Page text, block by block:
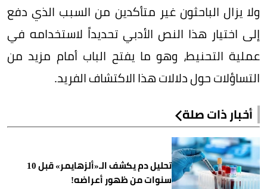
ولا يزال الباحثون غير متأكدين من السبب الذي دفع
إلى اختيار هذا النص الأدبي تحديداً لاستخدامه في
عملية التحنيط، وهو ما يفتح الباب أمام مزيد من
التساؤلات حول دلالات هذا الاكتشاف الفريد.
أخبار ذات صلة
تحليل دم يكشف الـ«ألزهايمر» قبل 10
سنوات من ظهور أعراضه!